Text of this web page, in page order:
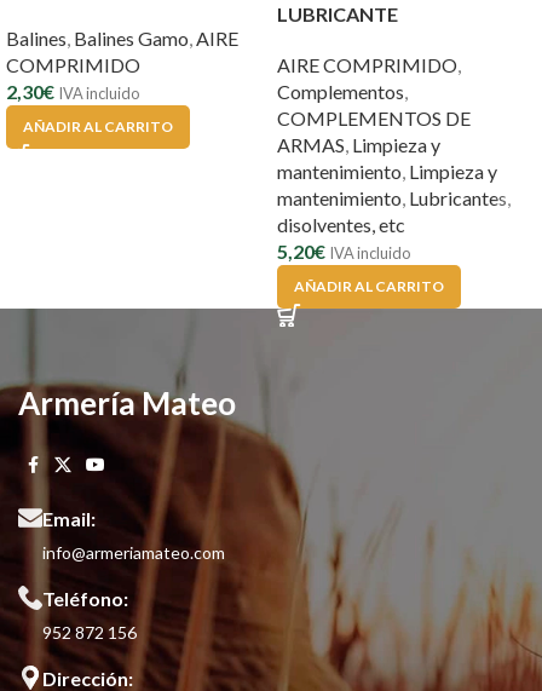
Balines Balines Gamo AIRE
COMPRIMIDO
2,30€ IVA incluido
AÑADIR AL CARRITO
LUBRICANTE
AIRE COMPRIMIDO
Complementos
COMPLEMENTOS DE
ARMAS Limpieza y
mantenimiento Limpieza y
mantenimiento Lubricantes,
disolventes, etc
5,20€ IVA incluido
AÑADIR AL CARRITO
Armería Mateo
Email:
info@armeriamateo.com
Teléfono:
952 872 156
Dirección: